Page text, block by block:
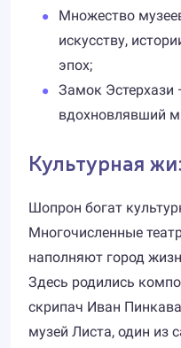
Множество
искусству,
эпох;
Замок Эстерхази
вдохновлявший
Культурная
Шопрон богат
Многочисленные
наполняют город
Здесь родились
скрипач Иван
музей Листа, один из